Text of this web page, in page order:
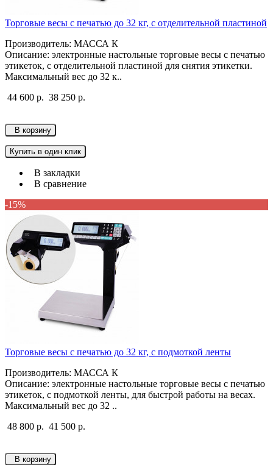
Торговые весы с печатью до 32 кг, с отделительной пластиной
Производитель: МАССА К
Описание: электронные настольные торговые весы с печатью
этикеток, с отделительной пластиной для снятия этикетки.
Максимальный вес до 32 к..
44 600 р. 38 250 р.
В корзину
Купить в один клик
В закладки
В сравнение
-15%
Торговые весы с печатью до 32 кг, с подмоткой ленты
Производитель: МАССА К
Описание: электронные настольные торговые весы с печатью
этикеток, с подмоткой ленты, для быстрой работы на весах.
Максимальный вес до 32 ..
48 800 р. 41 500 р.
В корзину